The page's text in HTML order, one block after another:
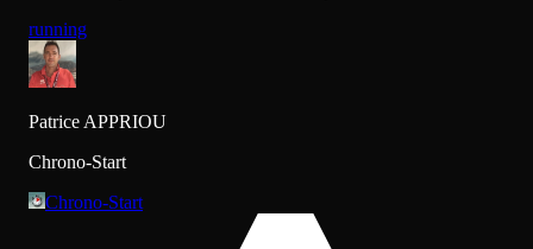
running
Patrice APPRIOU
Chrono-Start
Chrono-Start